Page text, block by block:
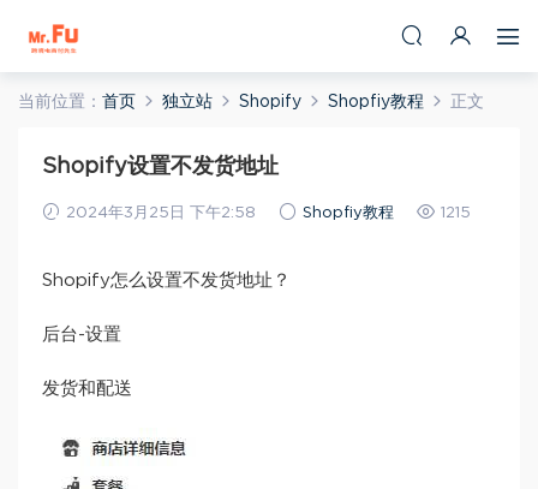
当前位置： 首页 独立站 Shopify Shopfiy教程 正文
Shopify设置不发货地址
2024年3月25日 下午2:58 Shopfiy教程 1215
Shopify怎么设置不发货地址？
后台-设置
发货和配送